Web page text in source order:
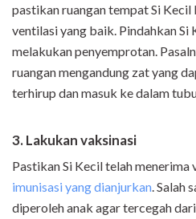
pastikan ruangan tempat Si
ventilasi yang baik. Pindahkan Si
melakukan penyemprotan.
ruangan mengandung zat yang
terhirup dan masuk ke dalam
3. Lakukan vaksinasi
Pastikan Si Kecil telah menerima
imunisasi yang dianjurkan . Salah
diperoleh anak agar tercegah